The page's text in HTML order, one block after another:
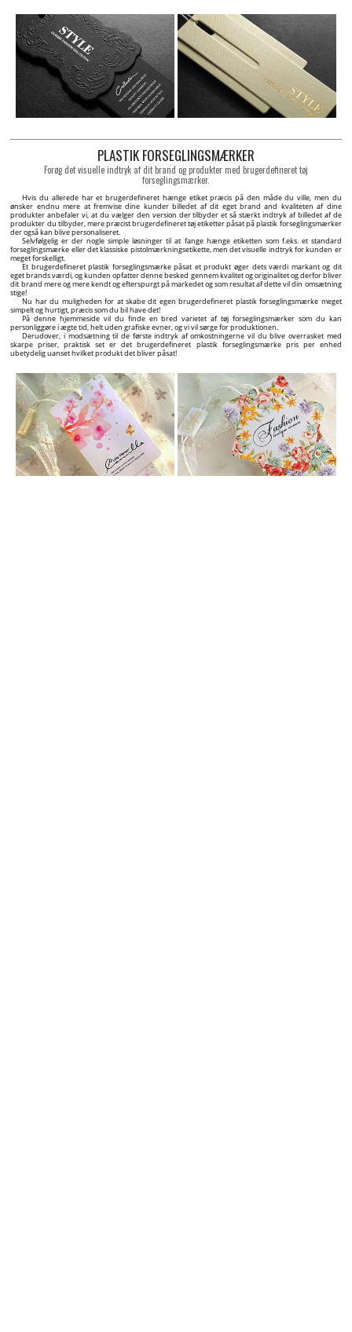
PLASTIK FORSEGLINGSMÆRKER
Forøg det visuelle indtryk af dit brand og produkter med brugerdefineret tøj
forseglingsmærker.
Hvis du allerede har et brugerdefineret hænge etiket præcis på den måde du ville, men du
ønsker endnu mere at fremvise dine kunder billedet af dit eget brand and kvaliteten af dine
produkter anbefaler vi, at du vælger den version der tilbyder et så stærkt indtryk af billedet af de
produkter du tilbyder, mere præcist brugerdefineret tøj etiketter påsat på plastik forseglingsmærker
der også kan blive personaliseret.
Selvfølgelig er der nogle simple løsninger til at fange hænge etiketten som f.eks. et standard
forseglingsmærke eller det klassiske pistolmærkningsetikette, men det visuelle indtryk for kunden er
meget forskelligt.
Et brugerdefineret plastik forseglingsmærke påsat et produkt øger dets værdi markant og dit
eget brands værdi, og kunden opfatter denne besked gennem kvalitet og originalitet og derfor bliver
dit brand mere og mere kendt og efterspurgt på markedet og som resultat af dette vil din omsætning
stige!
Nu har du muligheden for at skabe dit egen brugerdefineret plastik forseglingsmærke meget
simpelt og hurtigt, præcis som du bil have det!
På denne hjemmeside vil du finde en bred varietet af tøj forseglingsmærker som du kan
personliggøre i ægte tid, helt uden grafiske evner, og vi vil sørge for produktionen.
Derudover, i modsætning til de første indtryk af omkostningerne vil du blive overrasket med
skarpe priser, praktisk set er det brugerdefineret plastik forseglingsmærke pris per enhed
ubetydelig uanset hvilket produkt det bliver påsat!